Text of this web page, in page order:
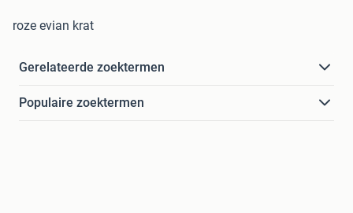
roze evian krat
Gerelateerde zoektermen
Populaire zoektermen